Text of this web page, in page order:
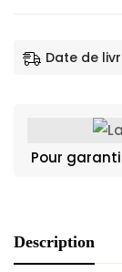
Date de
Pour
Description